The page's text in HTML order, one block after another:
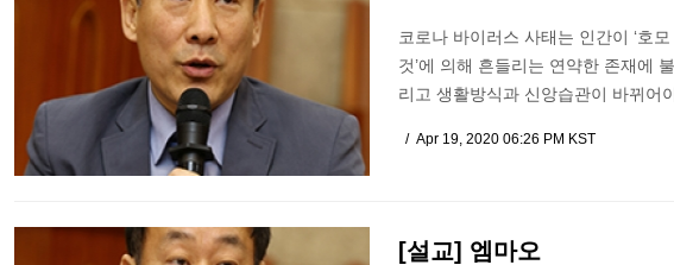
코로나 바이러스 사태는 인간이 ‘호
것’에 의해 흔들리는 연약한 존재에
리고 생활방식과 신앙습관이 바뀌어
Apr 19, 2020 06:26 PM KST
[설교] 엠마오